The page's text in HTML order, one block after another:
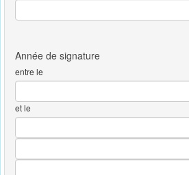
entre le
et le